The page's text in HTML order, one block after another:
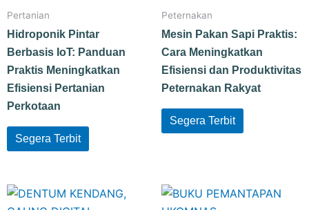
Pertanian
Hidroponik Pintar
Berbasis IoT: Panduan
Praktis Meningkatkan
Efisiensi Pertanian
Perkotaan
Segera Terbit
Peternakan
Mesin Pakan Sapi Praktis:
Cara Meningkatkan
Efisiensi dan Produktivitas
Peternakan Rakyat
Segera Terbit